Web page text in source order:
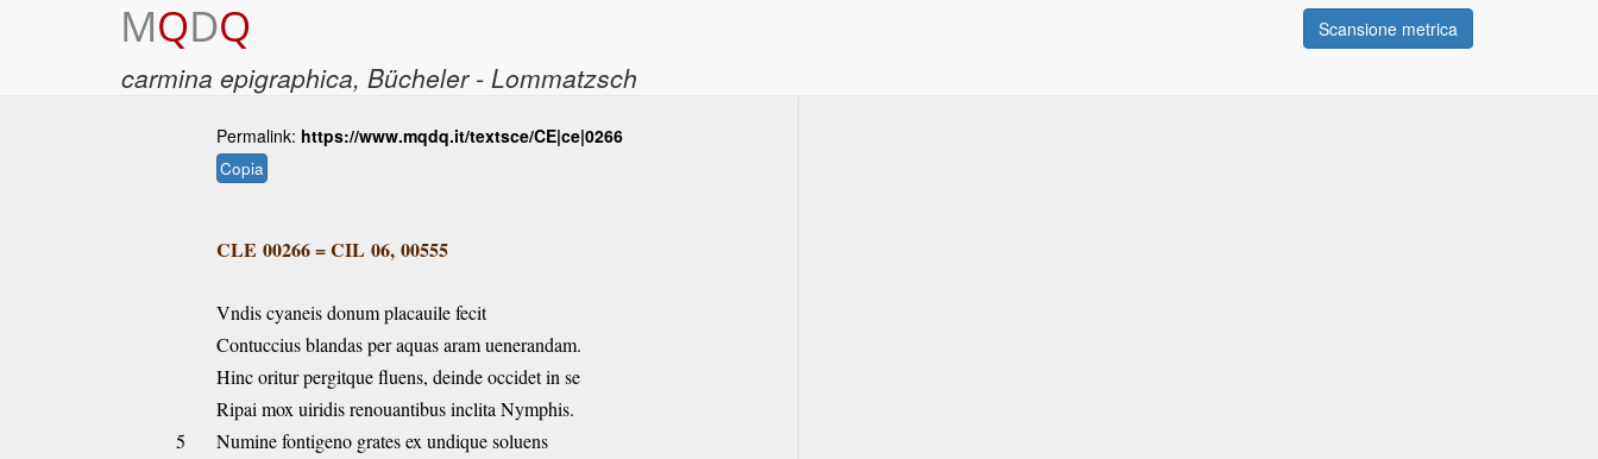
MQDQ Scansione metrica
carmina epigraphica, Bücheler - Lommatzsch
Permalink: https://www.mqdq.it/textsce/CE|ce|0266
Copia
CLE 00266=CIL 06, 00555
Vndis cyaneis donum placauile fecit
Contuccius blandas per aquas aram uenerandam.
Hinc oritur pergitque fluens, deinde occidet in se
Ripai mox uiridis renouantibus inclita Nymphis.
5
Numine fontigeno grates ex undique soluens